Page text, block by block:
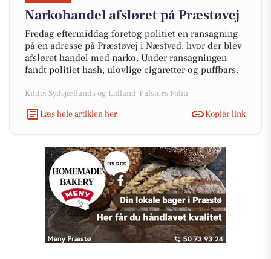
Narkohandel afsløret på Præstøvej
Fredag eftermiddag foretog politiet en ransagning
på en adresse på Præstøvej i Næstved, hvor der blev
afsløret handel med narko. Under ransagningen
fandt politiet hash, ulovlige cigaretter og puffbars.
Kilde: Sydsjællands og Lolland-Falsters Politi
Læs hele artiklen her
Kopiér link